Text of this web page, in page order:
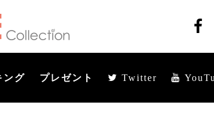
ング プレゼント Twitter